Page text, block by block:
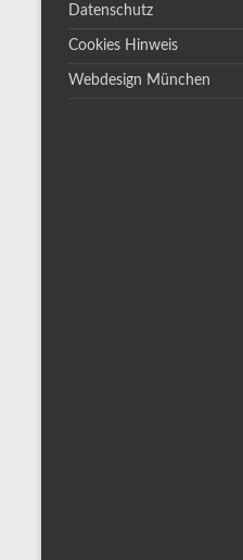
Datenschutz
Cookies Hinweis
Webdesign München